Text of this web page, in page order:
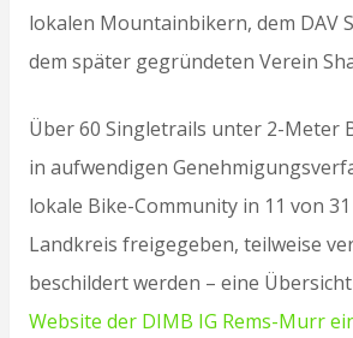
lokalen Mountainbikern, dem DAV
dem später gegründeten Verein
Über 60 Singletrails unter 2-Meter
in aufwendigen
lokale Bike-Community in 11 von
Landkreis freigegeben, teilweise
beschildert werden – eine
Website der DIMB IG Rems-Murr